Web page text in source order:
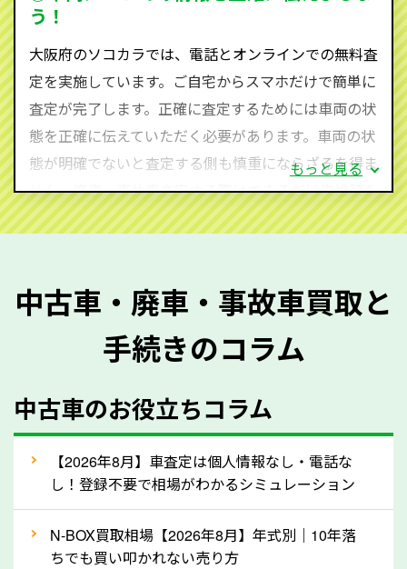
す。
590-870）までお問い合わせ下さい。
査定・ご相談・見積もりはすべて無料で行います。安
心してお問い合わせください。
う！
大阪府のソコカラでは、電話とオンラインでの無料査
定を実施しています。ご自宅からスマホだけで簡単に
査定が完了します。正確に査定するためには車両の状
態を正確に伝えていただく必要があります。車両の状
態が明確でないと査定する側も慎重にならざるを得ま
せん。廃車・事故車査定する際はできるだけ車検証を
ご準備ください。車検証があることで車両状態や年式
質問させていただく内容は以下の通りとなります。
メーカー／車種
型式／グレード
走行距離（例：約〇万キロ）
車検の満了日
内装や外装の状態
定を行い高価買取価格をつけやすくなります。
もっと見る
中古車・廃車・事故車買取と
手続きのコラム
中古車のお役立ちコラム
【2026年8月】車査定は個人情報なし・電話な
し！登録不要で相場がわかるシミュレーション
N-BOX買取相場【2026年8月】年式別｜10年落
ちでも買い叩かれない売り方